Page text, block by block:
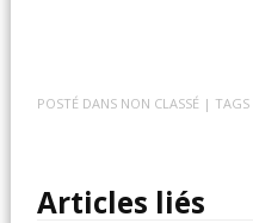
POSTÉ DANS NON CLASSÉ | TAGS
Articles liés